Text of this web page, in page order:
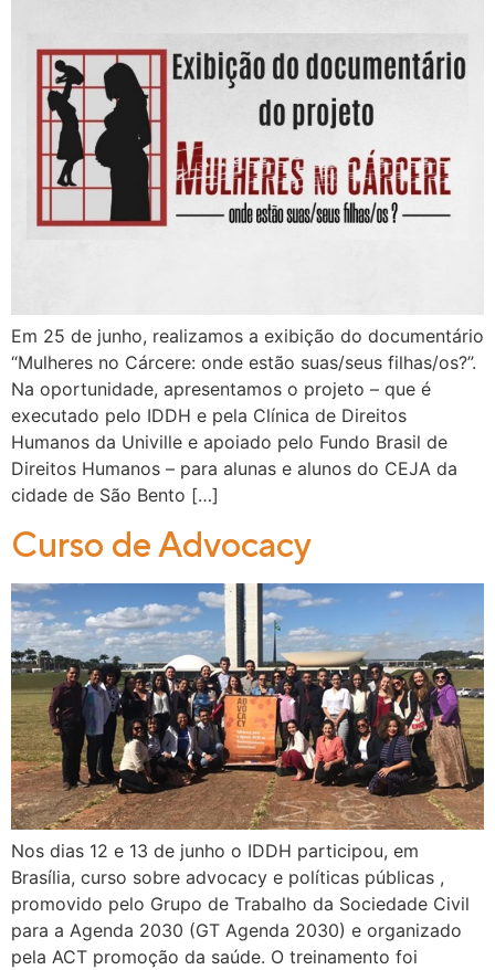
Em 25 de junho, realizamos a exibição do documentário
“Mulheres no Cárcere: onde estão suas/seus filhas/os?”.
Na oportunidade, apresentamos o projeto – que é
executado pelo IDDH e pela Clínica de Direitos
Humanos da Univille e apoiado pelo Fundo Brasil de
Direitos Humanos – para alunas e alunos do CEJA da
cidade de São Bento […]
Curso de Advocacy
Nos dias 12 e 13 de junho o IDDH participou, em
Brasília, curso sobre advocacy e políticas públicas ,
promovido pelo Grupo de Trabalho da Sociedade Civil
para a Agenda 2030 (GT Agenda 2030) e organizado
pela ACT promoção da saúde. O treinamento foi